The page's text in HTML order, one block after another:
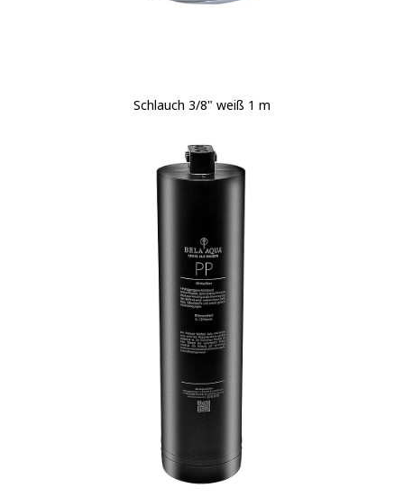
Schlauch 3/8" weiß 1 m